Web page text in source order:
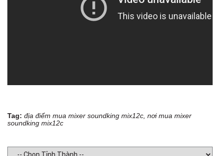
Tag: địa điểm mua mixer soundking mix12c, nơi mua mixer
soundking mix12c